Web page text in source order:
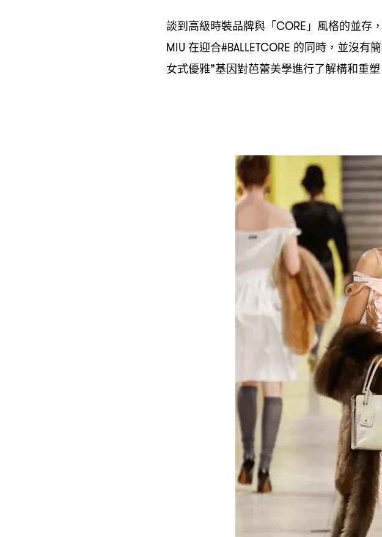
談到高級時裝品牌與「CORE 」風格的並存 ，
MIU 在迎合#BALLETCORE 的同時 ， 並沒有
女式優雅”基因對芭蕾美學進行了解構和重塑